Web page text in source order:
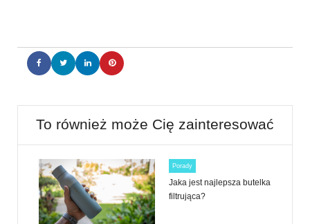
To również może Cię zainteresować
Porady
Jaka jest najlepsza butelka
filtrująca?